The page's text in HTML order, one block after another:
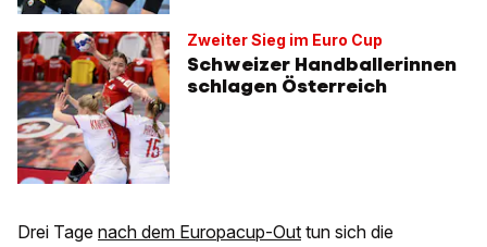
Zweiter Sieg im Euro Cup
Schweizer Handballerinnen
schlagen Österreich
Drei Tage nach dem Europacup-Out tun sich die